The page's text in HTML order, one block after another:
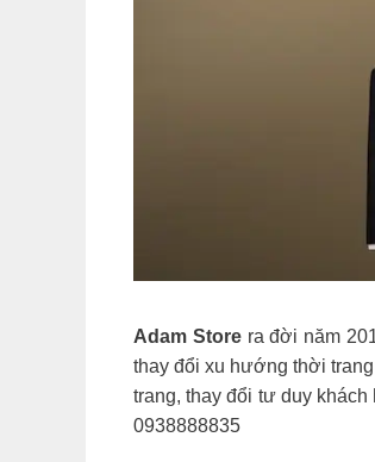
Adam Storera đời năm
thay đổi xu hướng thời
trang, thay đổi tư duy
0938888835